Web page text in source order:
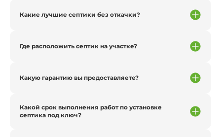
Какие лучшие септики без откачки?
Где расположить септик на участке?
Какую гарантию вы предоставляете?
Какой срок выполнения работ по установке
септика под ключ?